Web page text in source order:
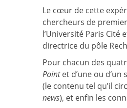
Le cœur de cette
chercheurs de
l’Université Paris Cité
directrice du pôle
Pour chacun des
Pointet d’une ou
(le contenu tel qu’il
news), et enfin les